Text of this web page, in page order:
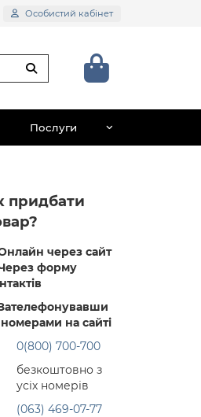
Особистий кабінет
Послуги
придбати
через сайт
форму
на сайті
0(800) 700-700
безкоштовно з
усіх номерів
(063) 469-07-77